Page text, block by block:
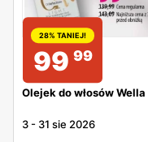
28% TANIEJ!
99 99
Olejek do włosów Wella
3 - 31 sie 2026